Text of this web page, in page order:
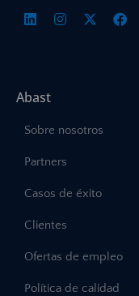
Abast
Sobre nosotros
Partners
Casos de éxito
Clientes
Ofertas de empleo
Política de calidad